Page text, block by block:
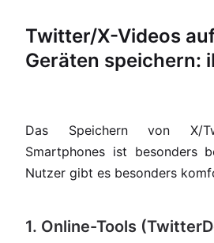
Twitter/X-Videos
Geräten speichern:
Das Speichern von X/
Smartphones ist besonders
Nutzer gibt es besonders
1. Online-Tools